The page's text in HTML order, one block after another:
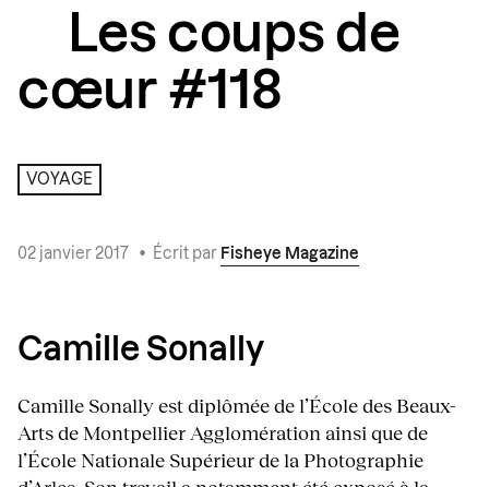
Les coups de
cœur #118
VOYAGE
02 janvier 2017 • Écrit par Fisheye Magazine
Camille Sonally
Camille Sonally est diplômée de l’École des Beaux-
Arts de Montpellier Agglomération ainsi que de
l’École Nationale Supérieur de la Photographie